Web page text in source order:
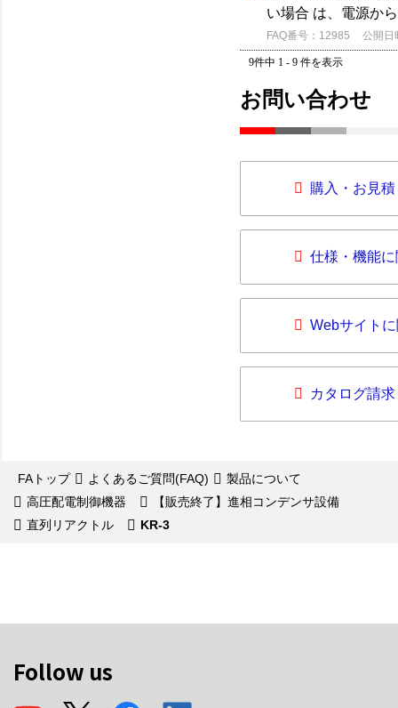
い場合 は、電源か
FAQ番号：12985 公開日
9件中 1 - 9 件を表示
お問い合わせ
購入・お見
仕様・機能
Webサイト
カタログ請求
FAトップ よくあるご質問(FAQ)
製品について
高圧配電制御機器
【販売終了】進相コンデンサ設備
直列リアクトル
KR-3
Follow us